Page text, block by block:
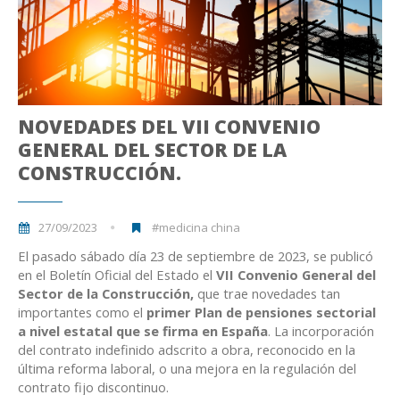
NOVEDADES DEL VII CONVENIO
GENERAL DEL SECTOR DE LA
CONSTRUCCIÓN.
27/09/2023 #medicina china
El pasado sábado día 23 de septiembre de 2023, se publicó
en el Boletín Oficial del Estado el VII Convenio General del
Sector de la Construcción, que trae novedades tan
importantes como el primer Plan de pensiones sectorial
a nivel estatal que se firma en España. La incorporación
del contrato indefinido adscrito a obra, reconocido en la
última reforma laboral, o una mejora en la regulación del
contrato fijo discontinuo.